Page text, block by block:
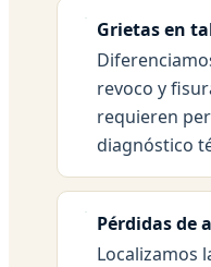
Grietas en
revoco y
requieren
diagnóstico
Pérdidas de
Localizamos